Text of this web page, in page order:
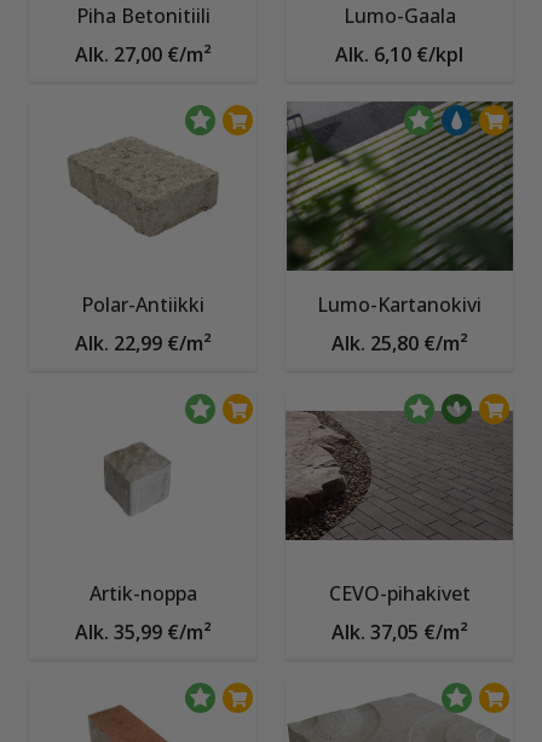
Piha Betonitiili
Alk. 27,00 €/m²
Lumo-Gaala
Alk. 6,10 €/kpl
Polar-Antiikki
Alk. 22,99 €/m²
Lumo-Kartanokivi
Alk. 25,80 €/m²
Artik-noppa
Alk. 35,99 €/m²
CEVO-pihakivet
Alk. 37,05 €/m²